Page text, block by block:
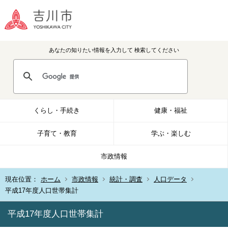
あなたの知りたい情報を入力して 検索してください
くらし・手続き 健康・福祉
子育て・教育 学ぶ・楽しむ
市政情報
現在位置： ホーム 市政情報 統計・調査
人口データ
平成17年度人口世帯集計
平成17年度人口世帯集計